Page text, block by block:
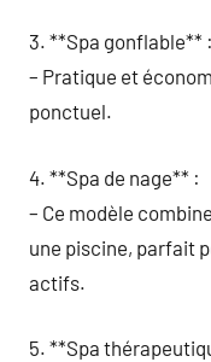
3. **Spa gonflable** :
– Pratique et
ponctuel.
4. **Spa de nage** :
– Ce modèle
une piscine, parfait
actifs.
5. **Spa